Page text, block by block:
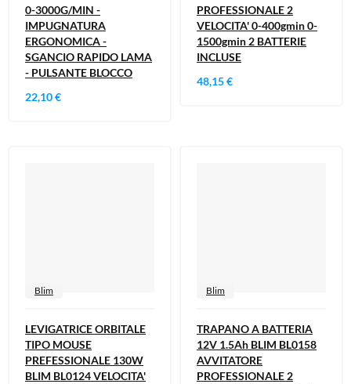
0-3000G/MIN -
IMPUGNATURA
ERGONOMICA -
SGANCIO RAPIDO LAMA
- PULSANTE BLOCCO
22,10 €
PROFESSIONALE 2
VELOCITA' 0-400gmin 0-
1500gmin 2 BATTERIE
INCLUSE
48,15 €
Blim
LEVIGATRICE ORBITALE
TIPO MOUSE
PREFESSIONALE 130W
BLIM BL0124 VELOCITA'
Blim
TRAPANO A BATTERIA
12V 1.5Ah BLIM BL0158
AVVITATORE
PROFESSIONALE 2